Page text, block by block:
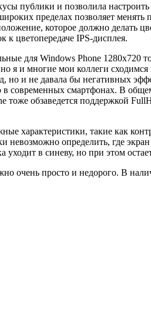
публики и позволила
пределах позволяет
которое должно делать
к цветопередаче IPS-дисплея.
для Windows Phone 1280x720
и многие мои коллеги
но и не давала бы негативных
современных смартфонах. В
обзаведется поддержкой
характеристики, такие как
определить, где
в синеву, но при этом
очень просто и недорого. В